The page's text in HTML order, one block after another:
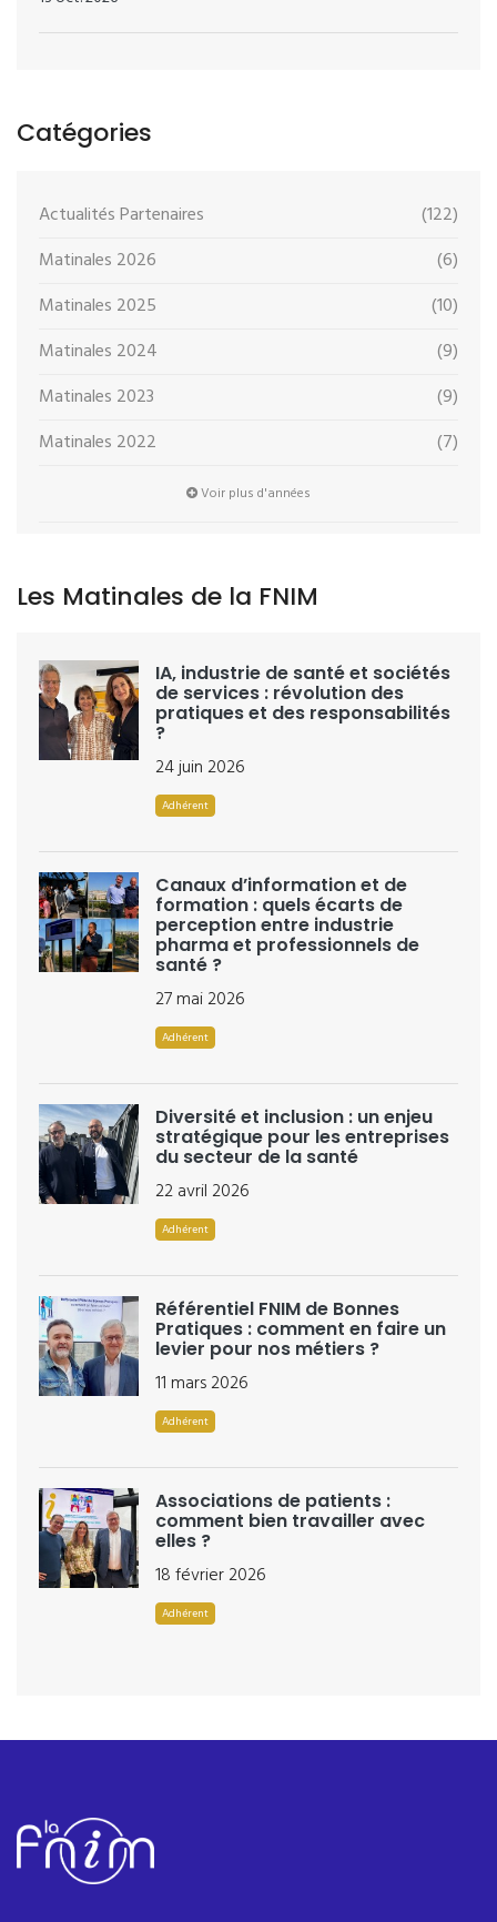
Catégories
Actualités Partenaires
(122)
Matinales 2026
(6)
Matinales 2025
(10)
Matinales 2024
(9)
Matinales 2023
(9)
Matinales 2022
(7)
Voir plus d'années
Les Matinales de la FNIM
IA, industrie de santé et sociétés
de services : révolution des
pratiques et des responsabilités
?
24 juin 2026
Adhérent
Canaux d’information et de
formation : quels écarts de
perception entre industrie
pharma et professionnels de
santé ?
27 mai 2026
Adhérent
Diversité et inclusion : un enjeu
stratégique pour les entreprises
du secteur de la santé
22 avril 2026
Adhérent
Référentiel FNIM de Bonnes
Pratiques : comment en faire un
levier pour nos métiers ?
11 mars 2026
Adhérent
Associations de patients :
comment bien travailler avec
elles ?
18 février 2026
Adhérent